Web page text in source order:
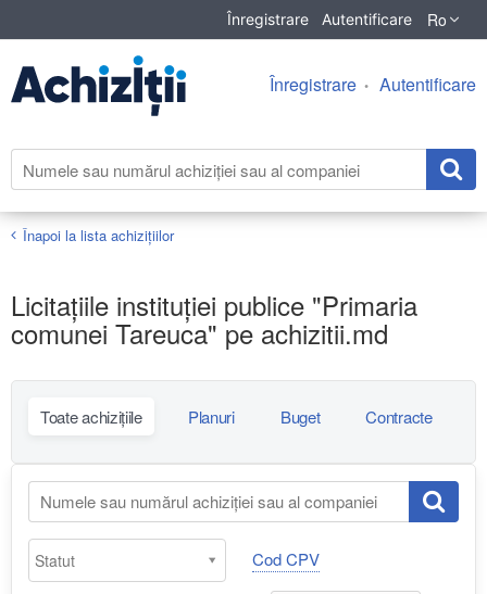
Înregistrare Autentificare Ro
Înregistrare Autentificare
Înapoi la lista achiziţiilor
Licitațiile instituției publice "Primaria
comunei Tareuca" pe achizitii.md
Toate achizițiile Planuri Buget Contracte
Cod CPV